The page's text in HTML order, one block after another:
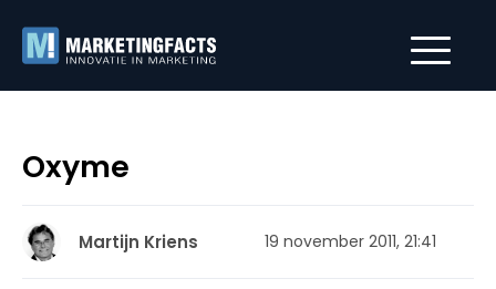
Oxyme
Martijn Kriens 19 november 2011, 21:41